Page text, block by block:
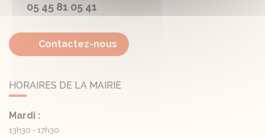
05 45 81 05 41
Contactez-nous
HORAIRES DE LA MAIRIE
Mardi :
13h30 - 17h30